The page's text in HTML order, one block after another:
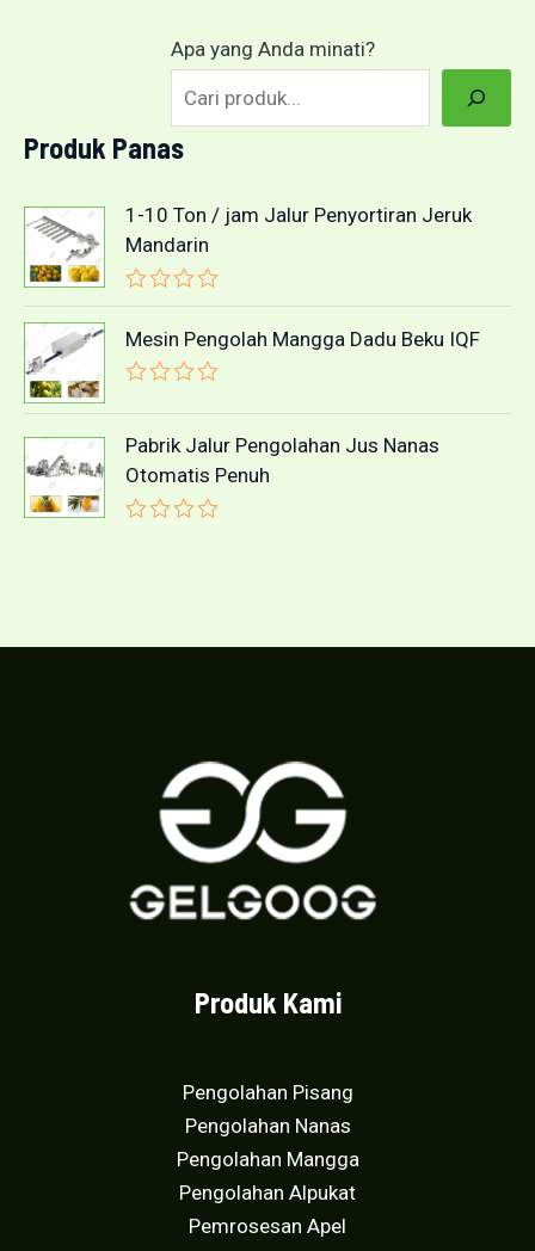
Apa yang Anda minati?
Produk Panas
1-10 Ton / jam Jalur Penyortiran Jeruk
Mandarin
D
i
n
i
a
0
d
r
Mesin Pengolah Mangga Dadu Beku IQF
n
l
a
i
5
Pabrik Jalur Pengolahan Jus Nanas
Otomatis Penuh
Produk Kami
Pengolahan Pisang
Pengolahan Nanas
Pengolahan Mangga
Pengolahan Alpukat
Pemrosesan Apel